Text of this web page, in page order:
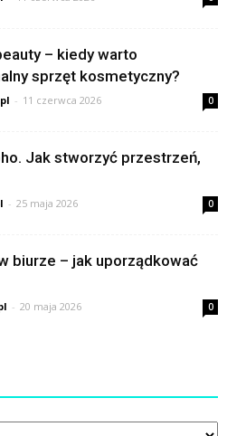
– kiedy warto
sprzęt kosmetyczny?
- 11 czerwca 2026 0
Jak stworzyć przestrzeń,
- 25 maja 2026 0
biurze – jak uporządkować
- 20 maja 2026 0